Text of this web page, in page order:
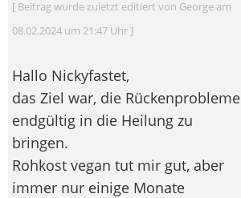
[ Beitrag wurde zuletzt editiert von George am
08.02.2024 um 21:47 Uhr ]
Hallo Nickyfastet,
das Ziel war, die Rückenprobleme
endgültig in die Heilung zu
bringen.
Rohkost vegan tut mir gut, aber
immer nur einige Monate